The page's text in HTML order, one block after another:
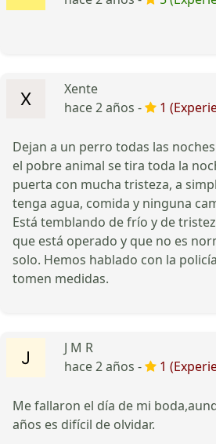
Xente
hace 2 años -
1
Dejan a un perro todas las
el pobre animal se tira toda la
puerta con mucha tristeza, a
tenga agua, comida y ninguna
Está temblando de frío y de
que está operado y que no es
solo. Hemos hablado con la
tomen medidas.
J M R
hace 2 años -
1
Me fallaron el día de mi
años es difícil de olvidar.